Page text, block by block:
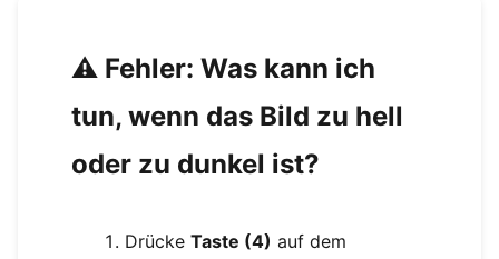
⚠️ Fehler: Was kann ich
tun, wenn das Bild zu hell
oder zu dunkel ist?
Drücke Taste (4) auf dem